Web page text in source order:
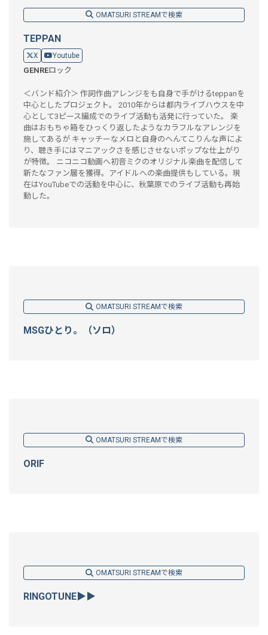
OMATSURI STREAMで検索
TEPPAN
X Youtube
GENREロック
＜バンド紹介＞ 作詞作曲アレンジをも自身で手がけるteppanを
中心としたプロジェクト。 2010年からは都内ライブハウスを中
心として3ピース編成でのライブ活動も活発に行っていた。 楽
曲はおもちゃ箱をひっくり返したようなカラフルなアレンジを
施してあるが キャッチーなメロと自身のへんてこりんな声によ
り、聴き手にはマニアックさを感じさせないポップな仕上がり
が特徴。 ニコニコ動画へ初音ミクのオリジナル楽曲を配信して
新たなファン層を獲得。アイドルへの楽曲提供もしている。現
在はYouTubeでの活動を中心に、秋葉原でのライブ活動も再始
動した。
OMATSURI STREAMで検索
MSGひとり。（ソロ）
OMATSURI STREAMで検索
ORIF
OMATSURI STREAMで検索
RINGOTUNE▶▶